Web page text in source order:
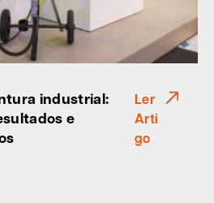
industrial:
e
Ler
Arti
go